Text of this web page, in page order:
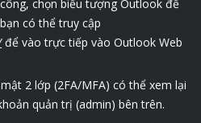
chọn biểu tượng Outlook để
có thể truy cập
để vào trực tiếp vào Outlook Web
2 lớp (2FA/MFA) có thể xem lại
quản trị (admin) bên trên.